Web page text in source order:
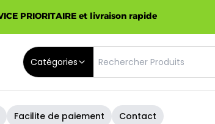
PRIORITAIRE et livraison rapide
Catégories
Facilite de paiement Contact